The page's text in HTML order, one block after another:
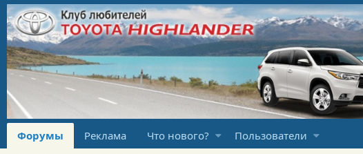
Форумы Реклама Что нового? Пользователи